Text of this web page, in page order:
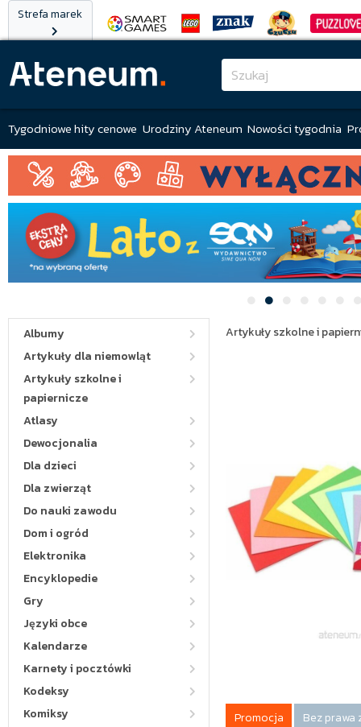
Strefa marek
Tygodniowe hity cenowe Urodziny Ateneum Nowości tygodnia
Albumy
Artykuły dla niemowląt
Artykuły szkolne i
papiernicze
Atlasy
Dewocjonalia
Dla dzieci
Dla zwierząt
Do nauki zawodu
Dom i ogród
Elektronika
Encyklopedie
Gry
Języki obce
Kalendarze
Karnety i pocztówki
Kodeksy
Komiksy
Artykuły szkolne i
Promocja Bez prawa